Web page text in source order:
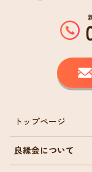
トップページ
良縁会について